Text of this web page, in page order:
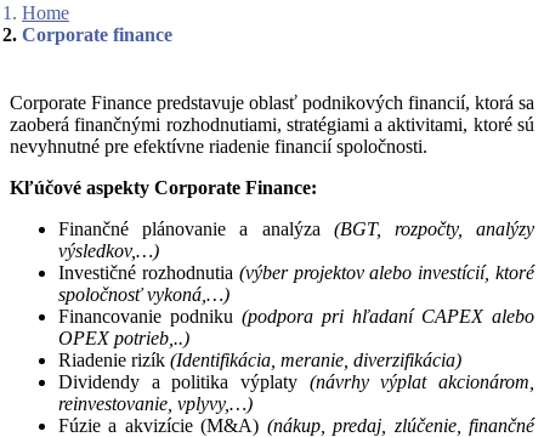
Home
Corporate finance
Corporate Finance predstavuje oblasť podnikových financií, ktorá sa
zaoberá finančnými rozhodnutiami, stratégiami a aktivitami, ktoré sú
nevyhnutné pre efektívne riadenie financií spoločnosti.
Kľúčové aspekty Corporate Finance:
Finančné plánovanie a analýza (BGT, rozpočty, analýzy
výsledkov,…)
Investičné rozhodnutia (výber projektov alebo investícií, ktoré
spoločnosť vykoná,…)
Financovanie podniku (podpora pri hľadaní CAPEX alebo
OPEX potrieb,..)
Riadenie rizík (Identifikácia, meranie, diverzifikácia)
Dividendy a politika výplaty (návrhy výplat akcionárom,
reinvestovanie, vplyvy,…)
Fúzie a akvizície (M&A) (nákup, predaj, zlúčenie, finančné